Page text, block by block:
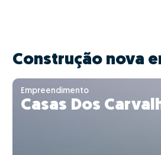
Construção nova
Empreendimento
Casas Dos